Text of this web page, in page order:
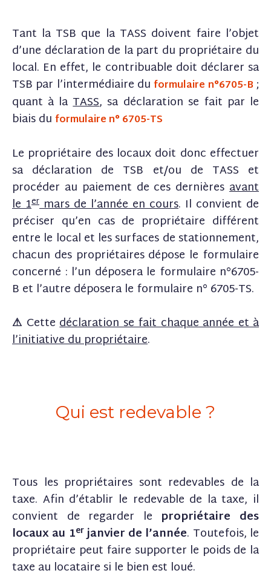
Tant la TSB que la TASS doivent faire l’objet
d’une déclaration de la part du propriétaire du
local. En effet, le contribuable doit déclarer sa
TSB par l’intermédiaire duformulaire n°6705-B ;
quant à laTASS, sa déclaration se fait par le
biais du formulaire n° 6705-TS
Le propriétaire des locaux doit donc effectuer
sa déclaration de TSB et/ou de TASS et
procéder au paiement de ces dernières avant
le 1ermars de l’année en cours. Il convient de
préciser qu’en cas de propriétaire différent
entre le local et les surfaces de stationnement,
chacun des propriétaires dépose le formulaire
concerné : l’un déposera le formulaire n°6705-
B et l’autre déposera le formulaire n° 6705-TS.
⚠ Cettedéclaration se fait chaque année et à
l’initiative du propriétaire.
Qui est redevable ?
Tous les propriétaires sont redevables de la
taxe. Afin d’établir le redevable de la taxe, il
convient de regarder le propriétaire des
locaux au 1erjanvier de l’année. Toutefois, le
propriétaire peut faire supporter le poids de la
taxe au locataire si le bien est loué.